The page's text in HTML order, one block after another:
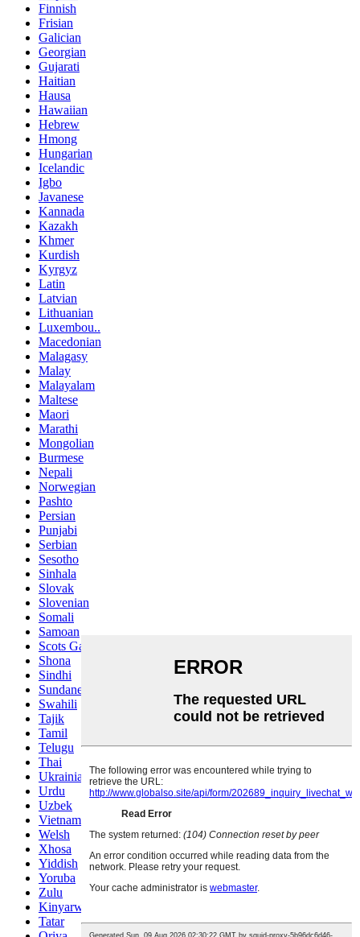
Finnish
Frisian
Galician
Georgian
Gujarati
Haitian
Hausa
Hawaiian
Hebrew
Hmong
Hungarian
Icelandic
Igbo
Javanese
Kannada
Kazakh
Khmer
Kurdish
Kyrgyz
Latin
Latvian
Lithuanian
Luxembou..
Macedonian
Malagasy
Malay
Malayalam
Maltese
Maori
Marathi
Mongolian
Burmese
Nepali
Norwegian
Pashto
Persian
Punjabi
Serbian
Sesotho
Sinhala
Slovak
Slovenian
Somali
Samoan
Scots Gaelic
Shona
Sindhi
Sundanese
Swahili
Tajik
Tamil
Telugu
Thai
Ukrainian
Urdu
Uzbek
Vietnamese
Welsh
Xhosa
Yiddish
Yoruba
Zulu
Kinyarwanda
Tatar